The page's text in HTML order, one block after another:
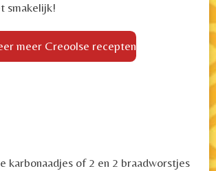
smakelijk!
meer Creoolse recepten
karbonaadjes of 2 en 2 braadworstjes